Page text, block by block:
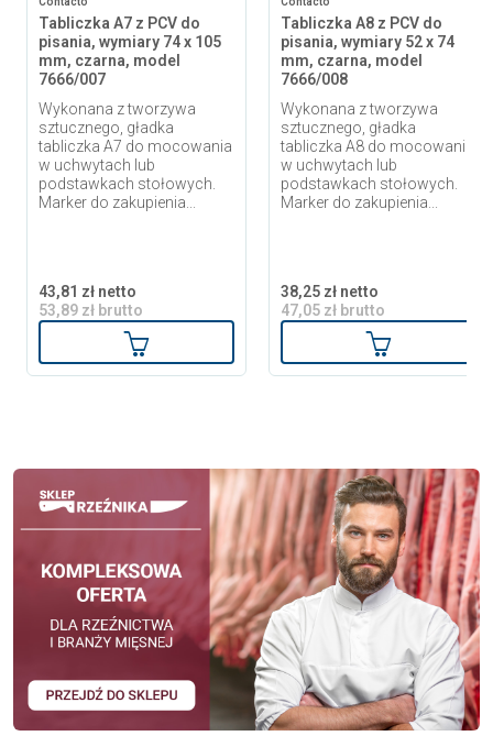
Tabliczka A7 z PCV do
pisania, wymiary 74 x 105
mm, czarna, model
7666/007
Wykonana z tworzywa
sztucznego, gładka
tabliczka A7 do mocowania
w uchwytach lub
podstawkach stołowych.
Marker do zakupienia...
43,81 zł netto
53,89 zł brutto
Dodaj do koszyka
Tabliczka A8 z PCV do
pisania, wymiary 52 x 74
mm, czarna, model
7666/008
Wykonana z tworzywa
sztucznego, gładka
tabliczka A8 do mocowania
w uchwytach lub
podstawkach stołowych.
Marker do zakupienia...
38,25 zł netto
47,05 zł brutto
Dodaj do